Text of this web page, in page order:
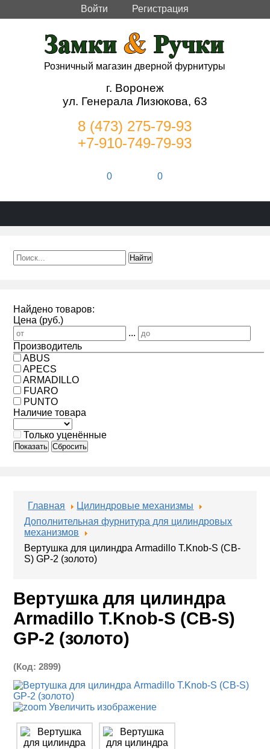
Войти Регистрация
Розничный магазин дверной фурнитуры
г. Воронеж
ул. Генерала Лизюкова, 63
8 (473) 275-79-93
+7-910-749-79-93
0 0
Найдено товаров:
Цена (руб.)
...
Производитель
ABUS
APECS
ARMADILLO
FUARO
PUNTO
Наличие товара
Только уценённые
Показать Сбросить
Главная
Цилиндровые механизмы
Дополнительная фурнитура для цилиндровых
механизмов
Вертушка для цилиндра Armadillo T.Knob-S (CB-
S) GP-2 (золото)
Вертушка для цилиндра
Armadillo T.Knob-S (CB-S)
GP-2 (золото)
(Код:2899)
Увеличить изображение